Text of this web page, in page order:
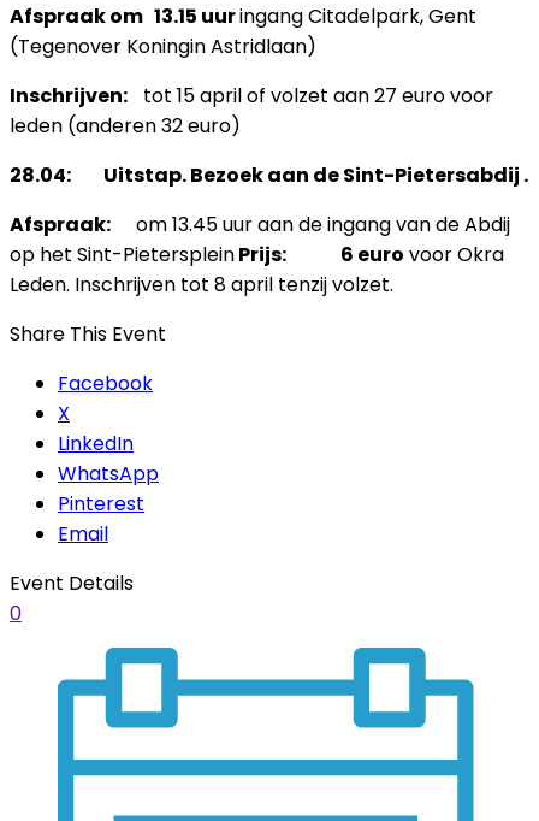
Afspraak om 13.15 uuringang Citadelpark, Gent
(Tegenover Koningin Astridlaan)
Inschrijven:
tot 15 april of volzet aan 27 euro voor
leden (anderen 32 euro)
28.04: Uitstap. Bezoek aan de Sint-Pietersabdij .
Afspraak: om 13.45 uur aan de ingang van de Abdij
op het Sint-PieterspleinPrijs: 6 euro voor Okra
Leden. Inschrijven tot 8 april tenzij volzet.
Share This Event
Facebook
X
LinkedIn
WhatsApp
Pinterest
Email
Event Details
0